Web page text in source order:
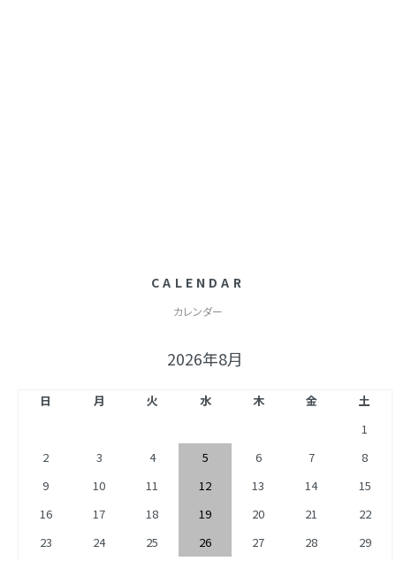
CALENDAR
カレンダー
2026年8月
日 月 火 水 木 金
土
1
2
3 4 5 6 7
8
9
10 11 12 13 14
15
16
17 18 19 20 21
22
23
24 25 26 27 28
29